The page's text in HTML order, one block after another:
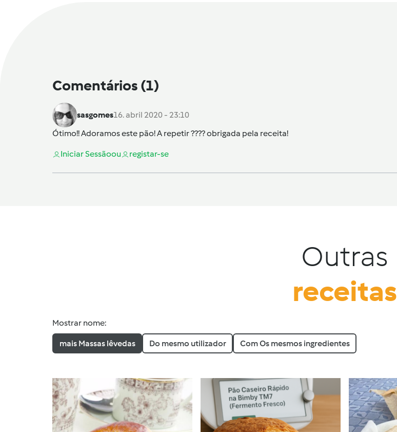
Comentários (1)
sasgomes16. abril 2020 - 23:10
Ótimo!! Adoramos este pão! A repetir ???? obrigada pela receita!
Iniciar Sessãoou registar-se
Outras
receitas
Mostrar nome:
mais Massas lêvedas Do mesmo utilizador Com Os mesmos ingredientes